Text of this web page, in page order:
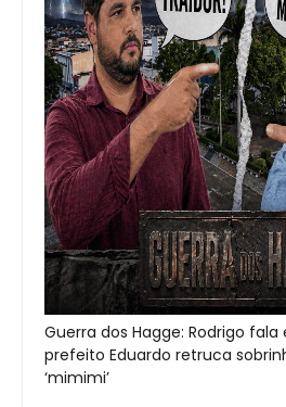
Guerra dos Hagge: Rodrigo fala
prefeito Eduardo retruca
‘mimimi’